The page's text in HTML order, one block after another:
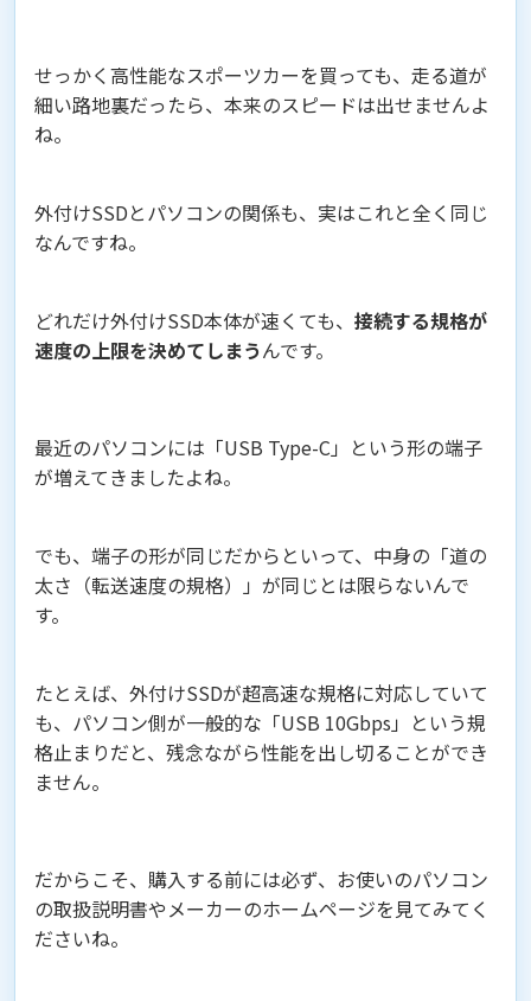
せっかく高性能なスポーツカーを買っても、走る道が
細い路地裏だったら、本来のスピードは出せませんよ
ね。
外付けSSDとパソコンの関係も、実はこれと全く同じ
なんですね。
どれだけ外付けSSD本体が速くても、 接続する規格が
速度の上限を決めてしまうんです。
最近のパソコンには「USB Type-C」という形の端子
が増えてきましたよね。
でも、端子の形が同じだからといって、中身の「道の
太さ（転送速度の規格）」が同じとは限らないんで
す。
たとえば、外付けSSDが超高速な規格に対応していて
も、パソコン側が一般的な「USB 10Gbps」という規
格止まりだと、残念ながら性能を出し切ることができ
ません。
だからこそ、購入する前には必ず、お使いのパソコン
の取扱説明書やメーカーのホームページを見てみてく
ださいね。